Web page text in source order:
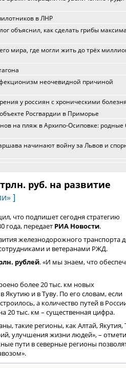
в ЛНР
объяснил, как сделать грибы
мира, где могли жить до трёх
неочевидной причиной
у россиян с хроническими
Росгвардии в Приморье
на пляж в Архипо-Осиповке: родные
начинают войну за Львов и
руб. на развитие
]
что подпишет сегодня стратегию
года, передает РИА Новости.
железнодорожного транспорта
и ветеранами РЖД.
рублей. «И мы знаем, что
более 20 тыс. км новых
Якутию и в Туву. По его словам, если
а количество путей в
20 тыс. км – существенная цифра.
такие регионы, как Алтай, Якутия,
улучшения жизни людей», –
пути в северные регионы